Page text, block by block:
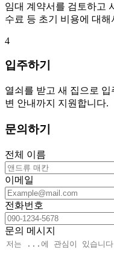
임대 계약서를 검토하고
수료 등 초기 비용에 대
4
입주하기
열쇠를 받고 새 집으로
변 안내까지 지원합니다.
문의하기
전체 이름
이메일
전화번호
문의 메시지